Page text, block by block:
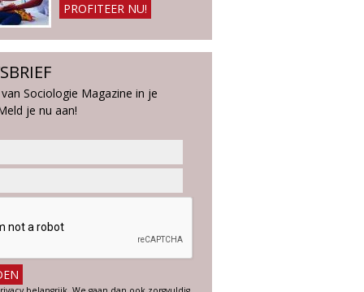
PROFITEER NU!
Sociologie Magazine in je
je nu aan!